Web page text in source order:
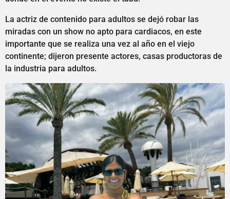
La actriz de contenido para adultos se dejó robar las
miradas con un show no apto para cardiacos, en este
importante que se realiza una vez al año en el viejo
continente; dijeron presente actores, casas productoras de
la industria para adultos.